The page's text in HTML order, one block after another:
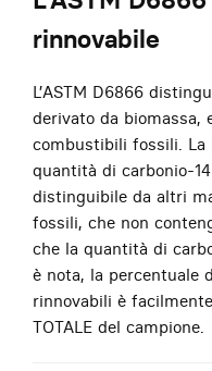
rinnovabile
L’ASTM D6866
derivato da biomassa,
combustibili fossili. La
quantità di carbonio-
distinguibile da altri
fossili, che non
che la quantità di
è nota, la percentuale
rinnovabili è
TOTALE del campione.